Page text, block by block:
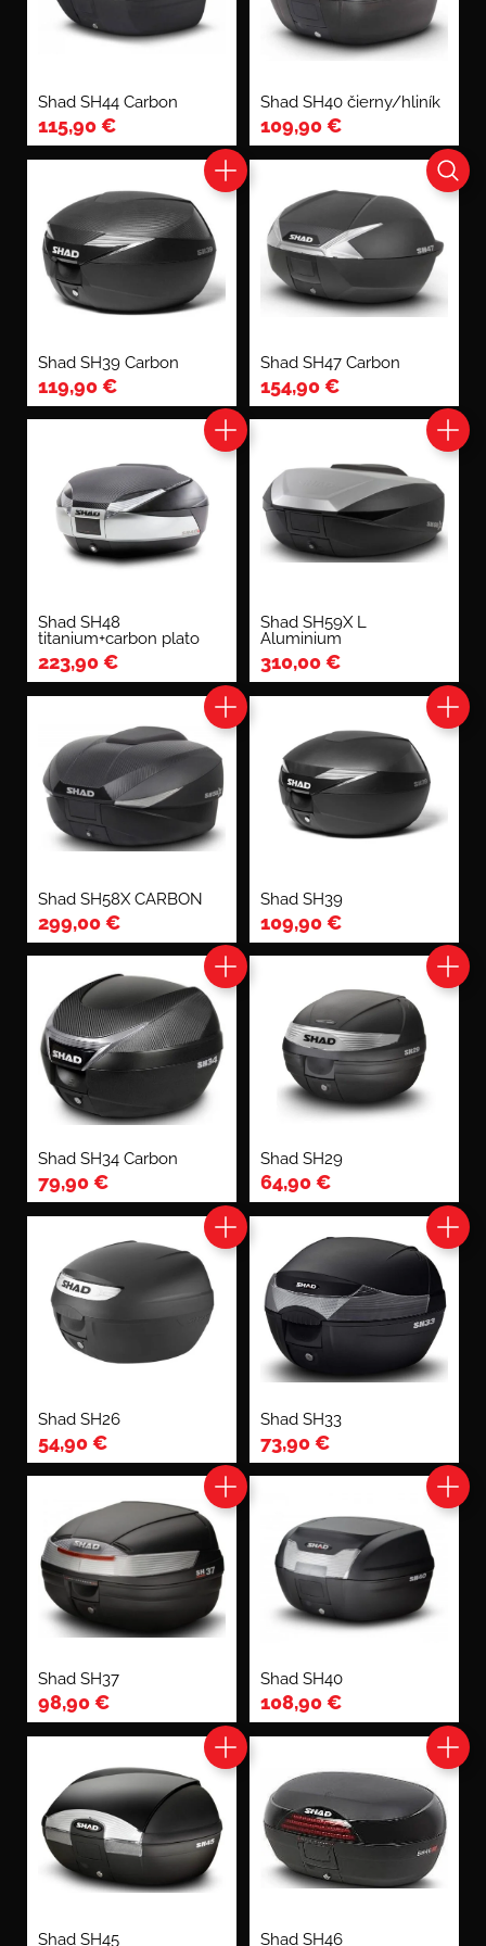
Shad SH44 Carbon
115,90€
Shad SH40 čierny/hliník
109,90€
Shad SH39 Carbon
119,90€
Shad SH47 Carbon
154,90€
Shad SH48
titanium+carbon plato
223,90€
Shad SH59X L
Aluminium
310,00€
Shad SH58X CARBON
299,00€
Shad SH39
109,90€
Shad SH34 Carbon
79,90€
Shad SH29
64,90€
Shad SH26
54,90€
Shad SH33
73,90€
Shad SH37
98,90€
Shad SH40
108,90€
Shad SH45 Shad SH46